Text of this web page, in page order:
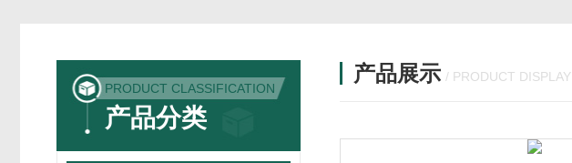
PRODUCT CLASSIFICATION
产品分类
产品展示 / PRODUCT DISPLAY